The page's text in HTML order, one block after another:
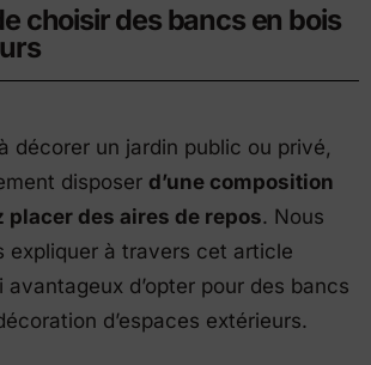
choisir des bancs en bois
décorer un jardin public ou privé,
disposer d’une composition
placer des aires de repos. Nous
expliquer à travers cet article
avantageux d’opter pour des bancs
d’espaces extérieurs.